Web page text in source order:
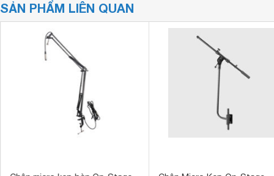
SẢN PHẨM LIÊN QUAN